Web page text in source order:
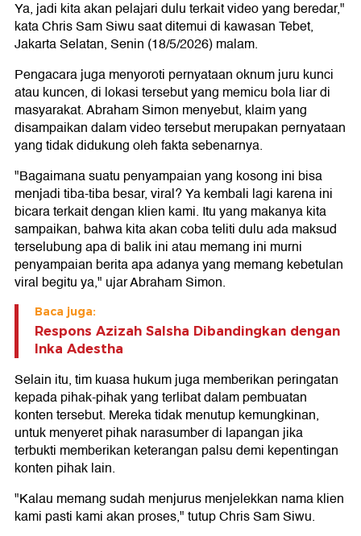
Ya, jadi kita akan pelajari dulu terkait video yang beredar,"
kata Chris Sam Siwu saat ditemui di kawasan Tebet,
Jakarta Selatan, Senin (18/5/2026) malam.
Pengacara juga menyoroti pernyataan oknum juru kunci
atau kuncen, di lokasi tersebut yang memicu bola liar di
masyarakat. Abraham Simon menyebut, klaim yang
disampaikan dalam video tersebut merupakan pernyataan
yang tidak didukung oleh fakta sebenarnya.
"Bagaimana suatu penyampaian yang kosong ini bisa
menjadi tiba-tiba besar, viral? Ya kembali lagi karena ini
bicara terkait dengan klien kami. Itu yang makanya kita
sampaikan, bahwa kita akan coba teliti dulu ada maksud
terselubung apa di balik ini atau memang ini murni
penyampaian berita apa adanya yang memang kebetulan
viral begitu ya," ujar Abraham Simon.
Baca juga:
Respons Azizah Salsha Dibandingkan dengan
Inka Adestha
Selain itu, tim kuasa hukum juga memberikan peringatan
kepada pihak-pihak yang terlibat dalam pembuatan
konten tersebut. Mereka tidak menutup kemungkinan,
untuk menyeret pihak narasumber di lapangan jika
terbukti memberikan keterangan palsu demi kepentingan
konten pihak lain.
"Kalau memang sudah menjurus menjelekkan nama klien
kami pasti kami akan proses," tutup Chris Sam Siwu.